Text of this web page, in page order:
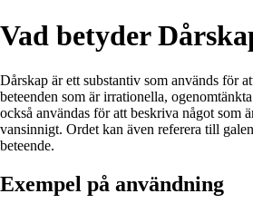
Vad betyder
Dårskap är ett substantiv som används för
beteenden som är irrationella,
också användas för att beskriva något som
vansinnigt. Ordet kan även referera till
beteende.
Exempel på användning